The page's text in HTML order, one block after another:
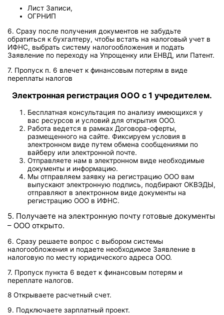
Лист Записи,
ОГРНИП
6. Сразу после получения документов не забудьте
обратиться к бухгалтеру, чтобы встать на налоговый учет в
ИФНС, выбрать систему налогообложения и подать
Заявление по переходу на Упрощенку или ЕНВД, или Патент.
7. Пропуск п. 6 влечет к финансовым потерям в виде
переплаты налогов
Электронная регистрация ООО с 1 учредителем.
Бесплатная консультация по анализу имеющихся у
вас ресурсов и условий для открытия ООО.
Работа ведется в рамках Договора-оферты,
размещенного на сайте. Фиксируем условия в
электронном виде путем обмена сообщениями по
вайберу или электронной почте.
Отправляете нам в электронном виде необходимые
документы и информацию.
Мы отправляем заявку на регистрацию ООО вам
выпускают электронную подпись, подбирают ОКВЭДЫ,
отправляют в электронном виде документы на
регистрацию ООО в ИФНС.
5. Получаете на электронную почту готовые документы
– ООО открыто.
6. Сразу решаете вопрос с выбором системы
налогообложения и подаете необходимое Заявление в
налоговую по месту юридического адреса ООО.
7. Пропуск пункта 6 ведет к финансовым потерям и
переплате налогов.
8 Открываете расчетный счет.
9. Подключаете зарплатный проект.